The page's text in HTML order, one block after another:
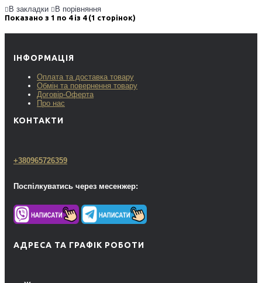
В закладки В порівняння
Показано з 1 по 4 із 4 (1 сторінок)
ІНФОРМАЦІЯ
Оплата та доставка товару
Обмін та повернення товару
Договір-Оферта
Про нас
КОНТАКТИ
+380965726359
Поспілкуватись через месенжер:
АДРЕСА ТА ГРАФІК РОБОТИ